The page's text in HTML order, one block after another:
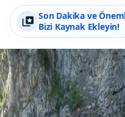
Son Dakika ve
Bizi Kaynak Ekleyin!